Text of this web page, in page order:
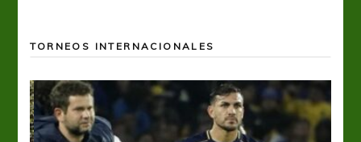
TORNEOS INTERNACIONALES